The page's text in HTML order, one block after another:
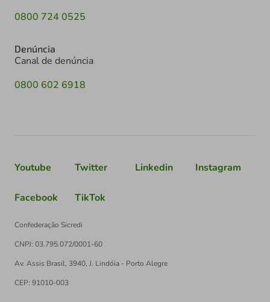
0800 724 0525
Denúncia
Canal de denúncia
0800 602 6918
Youtube Twitter Linkedin Instagram
Facebook TikTok
Confederação Sicredi
CNPJ: 03.795.072/0001-60
Av. Assis Brasil, 3940, J. Lindóia - Porto Alegre
CEP: 91010-003